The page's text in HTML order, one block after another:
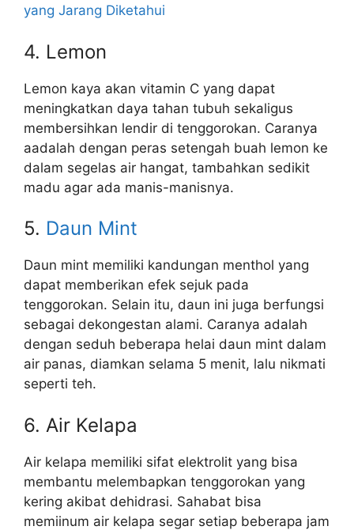
yang Jarang Diketahui
4. Lemon
Lemon kaya akan vitamin C yang dapat
meningkatkan daya tahan tubuh sekaligus
membersihkan lendir di tenggorokan. Caranya
aadalah dengan peras setengah buah lemon ke
dalam segelas air hangat, tambahkan sedikit
madu agar ada manis-manisnya.
5. Daun Mint
Daun mint memiliki kandungan menthol yang
dapat memberikan efek sejuk pada
tenggorokan. Selain itu, daun ini juga berfungsi
sebagai dekongestan alami. Caranya adalah
dengan seduh beberapa helai daun mint dalam
air panas, diamkan selama 5 menit, lalu nikmati
seperti teh.
6. Air Kelapa
Air kelapa memiliki sifat elektrolit yang bisa
membantu melembapkan tenggorokan yang
kering akibat dehidrasi. Sahabat bisa
memiinum air kelapa segar setiap beberapa jam